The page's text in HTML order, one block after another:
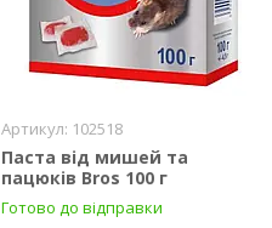
102518
Паста від мишей та
пацюків Bros 100 г
Готово до відправки